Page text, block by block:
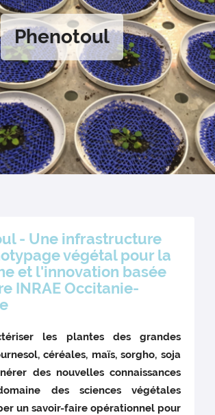
Phenotoul
- Une infrastructure
végétal pour la
et l'innovation basée
INRAE Occitanie-
les plantes des grandes
céréales, maïs, sorgho, soja
des nouvelles connaissances
des sciences végétales
un savoir-faire opérationnel pour